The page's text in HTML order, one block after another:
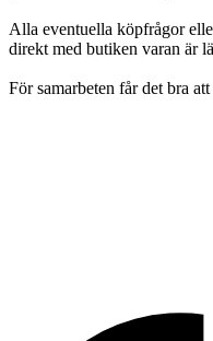
Alla eventuella köpfrågor
direkt med butiken varan är
För samarbeten får det bra